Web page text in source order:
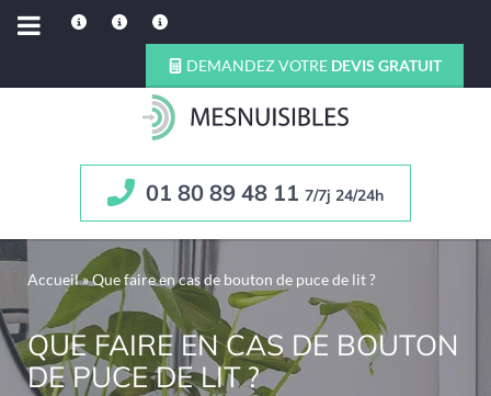
DEMANDEZ VOTRE DEVIS GRATUIT
01 80 89 48 11 7/7j 24/24h
Accueil»Que faire en cas de bouton de puce de lit ?
QUE FAIRE EN CAS DE BOUTON
DE PUCE DE LIT ?